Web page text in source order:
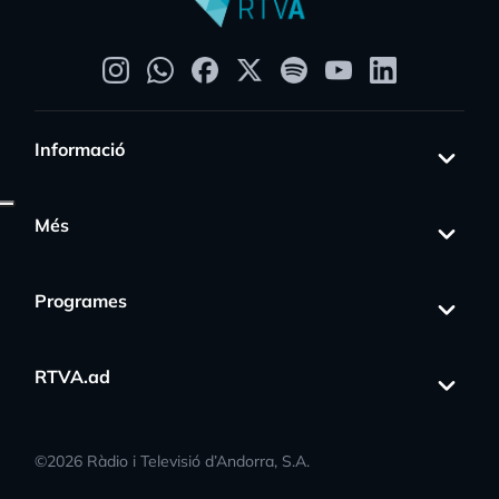
Informació
Més
Programes
RTVA.ad
©2026 Ràdio i Televisió d’Andorra, S.A.